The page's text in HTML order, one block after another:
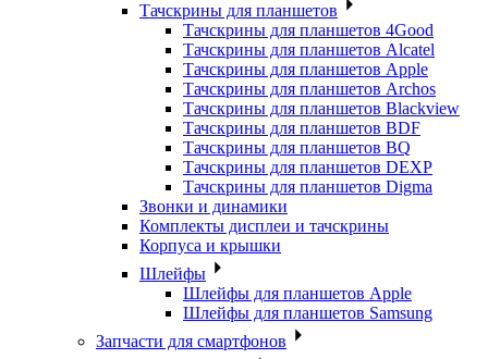
Тачскрины для планшетов
Тачскрины для планшетов 4Good
Тачскрины для планшетов Alcatel
Тачскрины для планшетов Apple
Тачскрины для планшетов Archos
Тачскрины для планшетов Blackview
Тачскрины для планшетов BDF
Тачскрины для планшетов BQ
Тачскрины для планшетов DEXP
Тачскрины для планшетов Digma
Звонки и динамики
Комплекты дисплеи и тачскрины
Корпуса и крышки
Шлейфы
Шлейфы для планшетов Apple
Шлейфы для планшетов Samsung
Запчасти для смартфонов